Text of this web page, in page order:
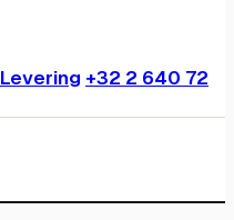
Levering +32 2 640 72